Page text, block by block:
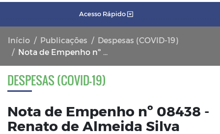
Acesso Rápido
Início Publicações
Despesas (COVID-19)
Nota de Empenho nº 08438 - Renato de Almeida Silva
DESPESAS (COVID-19)
Nota de Empenho nº 08438 -
Renato de Almeida Silva